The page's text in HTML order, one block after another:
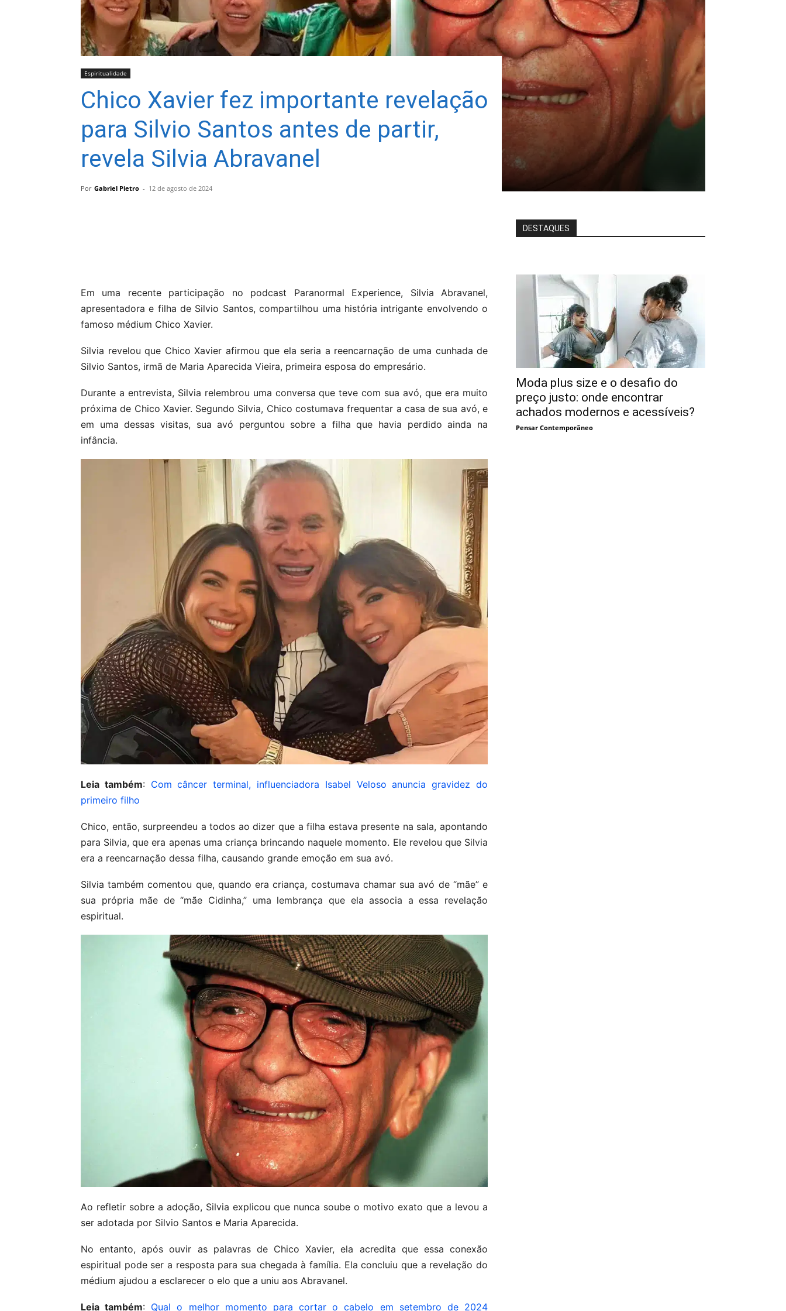
Espiritualidade
Chico Xavier fez importante revelação
para Silvio Santos antes de partir,
revela Silvia Abravanel
Por Gabriel Pietro - 12 de agosto de 2024
Em uma recente participação no podcast Paranormal Experience, Silvia Abravanel,
apresentadora e filha de Silvio Santos, compartilhou uma história intrigante envolvendo o
famoso médium Chico Xavier.
Silvia revelou que Chico Xavier afirmou que ela seria a reencarnação de uma cunhada de
Silvio Santos, irmã de Maria Aparecida Vieira, primeira esposa do empresário.
Durante a entrevista, Silvia relembrou uma conversa que teve com sua avó, que era muito
próxima de Chico Xavier. Segundo Silvia, Chico costumava frequentar a casa de sua avó, e
em uma dessas visitas, sua avó perguntou sobre a filha que havia perdido ainda na
infância.
Leia também: Com câncer terminal, influenciadora Isabel Veloso anuncia gravidez do
primeiro filho
Chico, então, surpreendeu a todos ao dizer que a filha estava presente na sala, apontando
para Silvia, que era apenas uma criança brincando naquele momento. Ele revelou que Silvia
era a reencarnação dessa filha, causando grande emoção em sua avó.
Silvia também comentou que, quando era criança, costumava chamar sua avó de “mãe” e
sua própria mãe de “mãe Cidinha,” uma lembrança que ela associa a essa revelação
espiritual.
Ao refletir sobre a adoção, Silvia explicou que nunca soube o motivo exato que a levou a
ser adotada por Silvio Santos e Maria Aparecida.
No entanto, após ouvir as palavras de Chico Xavier, ela acredita que essa conexão
espiritual pode ser a resposta para sua chegada à família. Ela concluiu que a revelação do
médium ajudou a esclarecer o elo que a uniu aos Abravanel.
Leia também: Qual o melhor momento para cortar o cabelo em setembro de 2024
DESTAQUES
Moda plus size e o desafio do
preço justo: onde encontrar
achados modernos e acessíveis?
Pensar Contemporâneo